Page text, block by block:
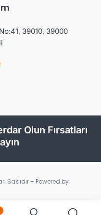
39010, 39000
Olun Fırsatları
Saklıdır – Powered by